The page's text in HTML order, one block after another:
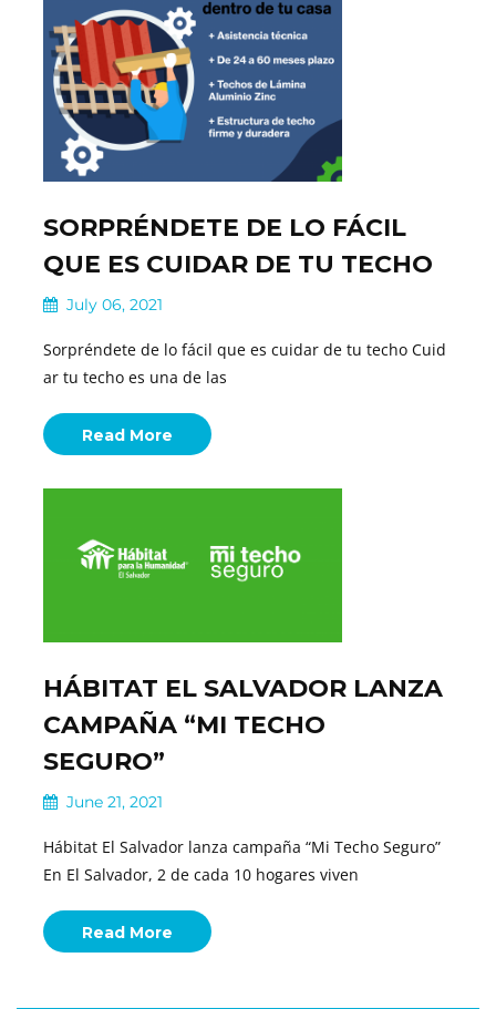
SORPRÉNDETE DE LO FÁCIL
QUE ES CUIDAR DE TU TECHO
July 06, 2021
Sorpréndete de lo fácil que es cuidar de tu techo Cuid
ar tu techo es una de las
Read More
HÁBITAT EL SALVADOR LANZA
CAMPAÑA “MI TECHO
SEGURO”
June 21, 2021
Hábitat El Salvador lanza campaña “Mi Techo Seguro”
En El Salvador, 2 de cada 10 hogares viven
Read More